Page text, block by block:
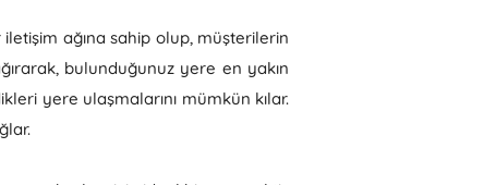
iletişim ağına sahip olup, müşterilerin
bulunduğunuz yere en yakın
yere ulaşmalarını mümkün kılar.